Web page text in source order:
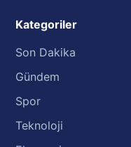
Kategoriler
Son Dakika
Gündem
Spor
Teknoloji